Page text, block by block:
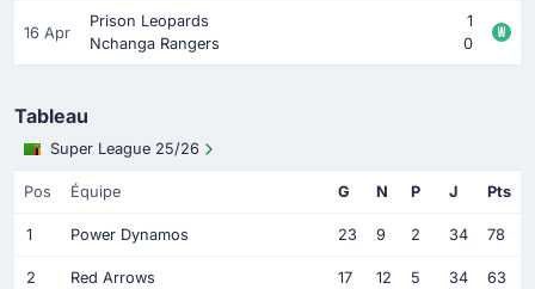
16 Apr
Prison Leopards
1
Nchanga Rangers
0
Tableau
Super League 25/26
Pos Équipe G N P J Pts
1 Power Dynamos 23 9 2 34 78
2 Red Arrows 17 12 5 34 63